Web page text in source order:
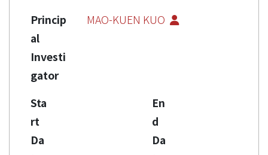
Princip
al
Investi
gator
MAO-KUEN KUO
Sta
rt
Da
En
d
Da